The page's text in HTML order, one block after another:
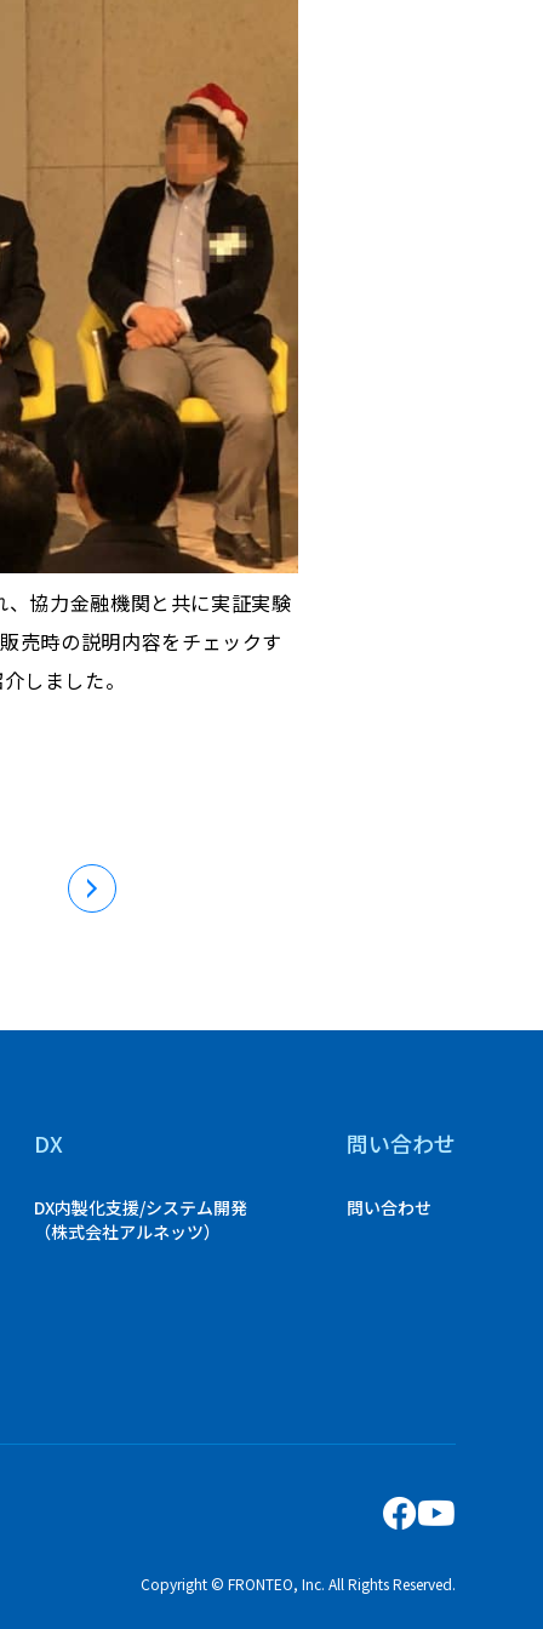
協力金融機関と共に実証実験
売時の説明内容をチェックす
しました。
DX
DX内製化支援/システム開発
（株式会社アルネッツ）
問い合わせ
問い合わせ
Copyright © FRONTEO, Inc. All Rights Reserved.